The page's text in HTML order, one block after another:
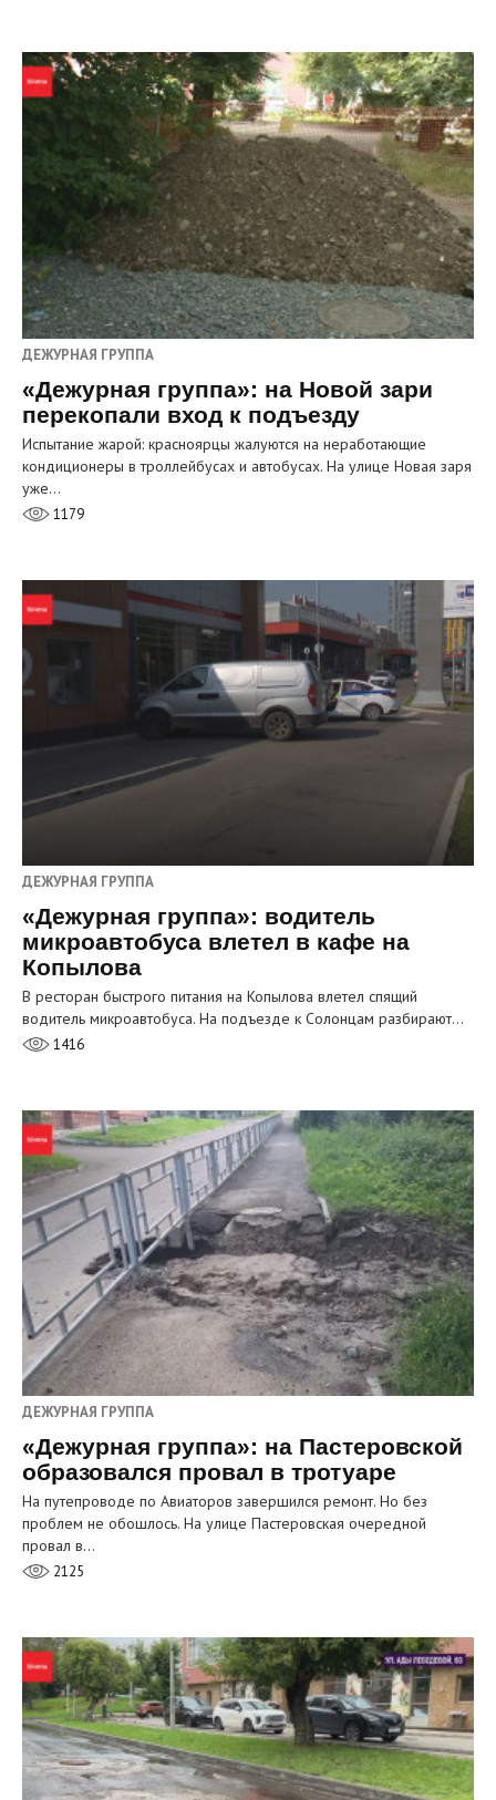
ДЕЖУРНАЯ ГРУППА
«Дежурная группа»: на Новой зари
перекопали вход к подъезду
Испытание жарой: красноярцы жалуются на неработающие
кондиционеры в троллейбусах и автобусах. На улице Новая заря
уже…
1179
ДЕЖУРНАЯ ГРУППА
«Дежурная группа»: водитель
микроавтобуса влетел в кафе на
Копылова
В ресторан быстрого питания на Копылова влетел спящий
водитель микроавтобуса. На подъезде к Солонцам разбирают…
1416
ДЕЖУРНАЯ ГРУППА
«Дежурная группа»: на Пастеровской
образовался провал в тротуаре
На путепроводе по Авиаторов завершился ремонт. Но без
проблем не обошлось. На улице Пастеровская очередной
провал в…
2125